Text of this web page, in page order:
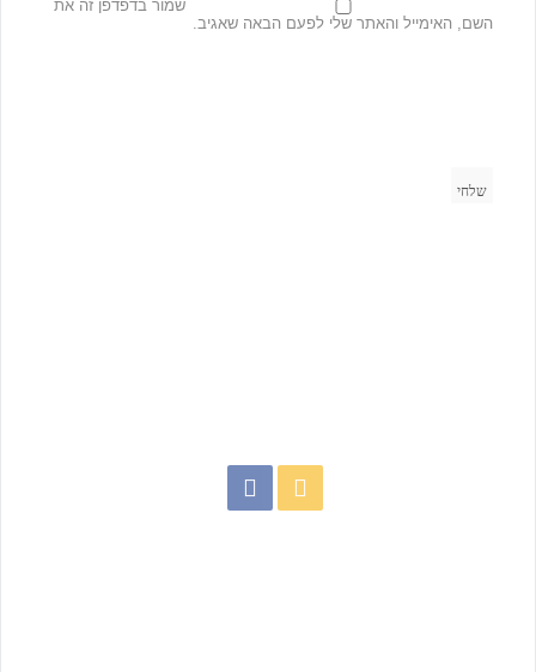
שמור בדפדפן זה את
השם, האימייל והאתר שלי לפעם הבאה שאגיב.